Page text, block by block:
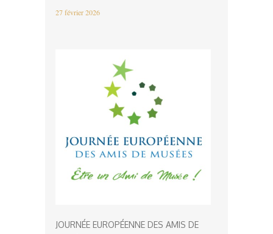
27 février 2026
JOURNÉE EUROPÉENNE DES AMIS DE